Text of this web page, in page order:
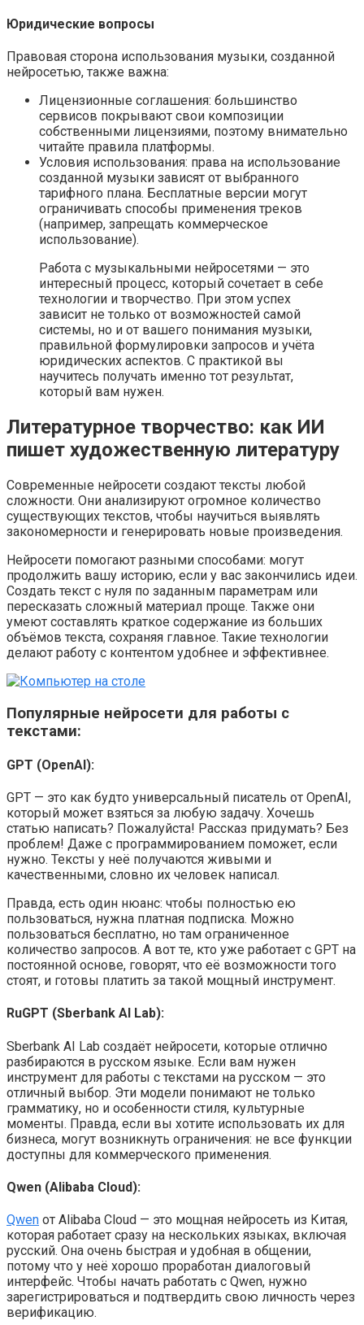
Юридические вопросы
Правовая сторона использования музыки, созданной
нейросетью, также важна:
Лицензионные соглашения: большинство
сервисов покрывают свои композиции
собственными лицензиями, поэтому внимательно
читайте правила платформы.
Условия использования: права на использование
созданной музыки зависят от выбранного
тарифного плана. Бесплатные версии могут
ограничивать способы применения треков
(например, запрещать коммерческое
использование).
Работа с музыкальными нейросетями — это
интересный процесс, который сочетает в себе
технологии и творчество. При этом успех
зависит не только от возможностей самой
системы, но и от вашего понимания музыки,
правильной формулировки запросов и учёта
юридических аспектов. С практикой вы
научитесь получать именно тот результат,
который вам нужен.
Литературное творчество: как ИИ
пишет художественную литературу
Современные нейросети создают тексты любой
сложности. Они анализируют огромное количество
существующих текстов, чтобы научиться выявлять
закономерности и генерировать новые произведения.
Нейросети помогают разными способами: могут
продолжить вашу историю, если у вас закончились идеи.
Создать текст с нуля по заданным параметрам или
пересказать сложный материал проще. Также они
умеют составлять краткое содержание из больших
объёмов текста, сохраняя главное. Такие технологии
делают работу с контентом удобнее и эффективнее.
Популярные нейросети для работы с
текстами:
GPT (OpenAI):
GPT — это как будто универсальный писатель от OpenAI,
который может взяться за любую задачу. Хочешь
статью написать? Пожалуйста! Рассказ придумать? Без
проблем! Даже с программированием поможет, если
нужно. Тексты у неё получаются живыми и
качественными, словно их человек написал.
Правда, есть один нюанс: чтобы полностью ею
пользоваться, нужна платная подписка. Можно
пользоваться бесплатно, но там ограниченное
количество запросов. А вот те, кто уже работает с GPT на
постоянной основе, говорят, что её возможности того
стоят, и готовы платить за такой мощный инструмент.
RuGPT (Sberbank AI Lab):
Sberbank AI Lab создаёт нейросети, которые отлично
разбираются в русском языке. Если вам нужен
инструмент для работы с текстами на русском — это
отличный выбор. Эти модели понимают не только
грамматику, но и особенности стиля, культурные
моменты. Правда, если вы хотите использовать их для
бизнеса, могут возникнуть ограничения: не все функции
доступны для коммерческого применения.
Qwen (Alibaba Cloud):
Qwen от Alibaba Cloud — это мощная нейросеть из Китая,
которая работает сразу на нескольких языках, включая
русский. Она очень быстрая и удобная в общении,
потому что у неё хорошо проработан диалоговый
интерфейс. Чтобы начать работать с Qwen, нужно
зарегистрироваться и подтвердить свою личность через
верификацию.